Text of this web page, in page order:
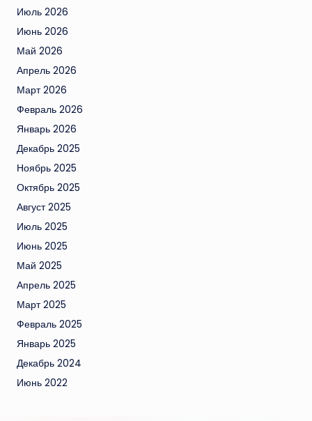
Июль 2026
Июнь 2026
Май 2026
Апрель 2026
Март 2026
Февраль 2026
Январь 2026
Декабрь 2025
Ноябрь 2025
Октябрь 2025
Август 2025
Июль 2025
Июнь 2025
Май 2025
Апрель 2025
Март 2025
Февраль 2025
Январь 2025
Декабрь 2024
Июнь 2022